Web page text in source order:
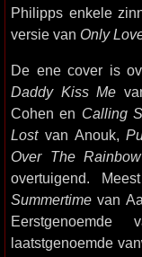
Philipps enkele
versie van Only
De ene cover is
Daddy Kiss Me
Cohen en Calling
Lostvan Anouk,
Over The Rainbow
overtuigend.
Summertime van
laatstgenoemde